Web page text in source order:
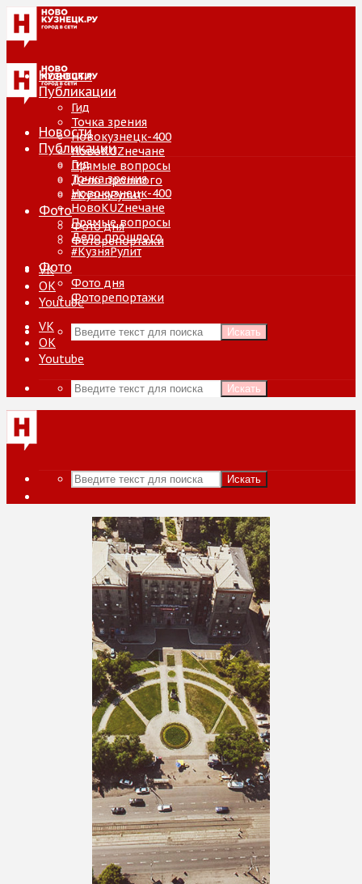
Новости
Публикации
Гид
Точка зрения
Новокузнецк-400
НовоKUZнечане
Прямые вопросы
Дело прошлого
#КузняРулит
Фото
Фото дня
Фоторепортажи
VK
ОК
Youtube
Искать
Новости
Публикации
Гид
Точка зрения
Новокузнецк-400
НовоKUZнечане
Прямые вопросы
Дело прошлого
#КузняРулит
Фото
Фото дня
Фоторепортажи
VK
ОК
Youtube
Искать
Искать